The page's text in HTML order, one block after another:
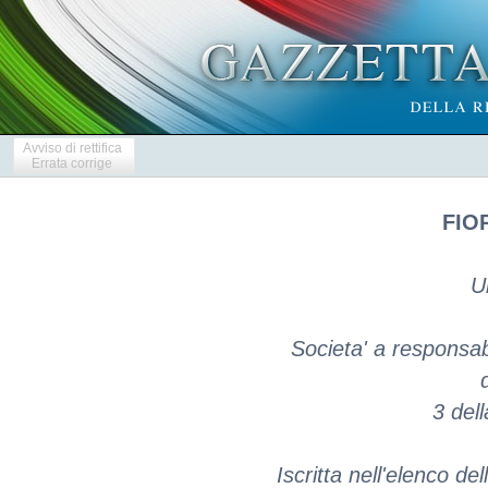
Avviso di rettifica
Errata corrige
Societa' a
3
Iscritta nell'elenco